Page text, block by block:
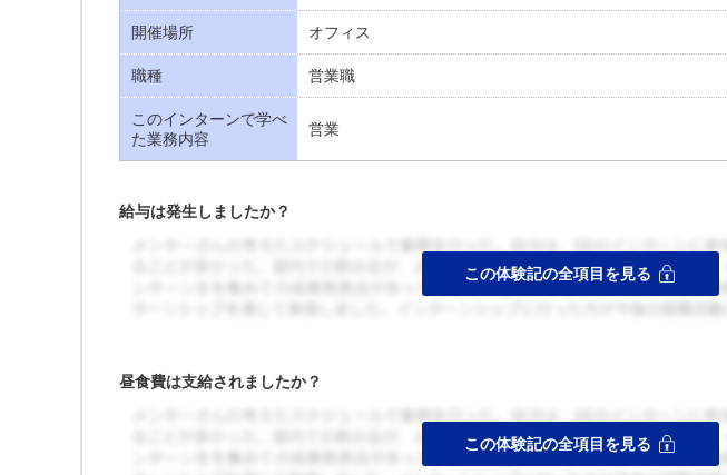
開催場所 オフィス
職種 営業職
このインターンで学べ
た業務内容
営業
給与は発生しましたか？
昼食費は支給されましたか？